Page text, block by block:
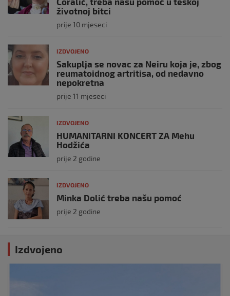
životnoj bitci
prije 10 mjeseci
IZDVOJENO
Sakuplja se novac za Neiru koja je, zbog
reumatoidnog artritisa, od nedavno
nepokretna
prije 11 mjeseci
IZDVOJENO
HUMANITARNI KONCERT ZA Mehu
Hodžića
prije 2 godine
IZDVOJENO
Minka Dolić treba našu pomoć
prije 2 godine
Izdvojeno